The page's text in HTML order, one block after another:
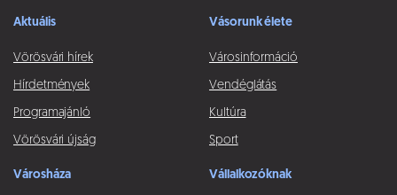
Aktuális
Vörösvári hírek
Hírdetmények
Programajánló
Vörösvári újság
Vásorunk élete
Városinformáció
Vendéglátás
Kultúra
Sport
Városháza Vállalkozóknak